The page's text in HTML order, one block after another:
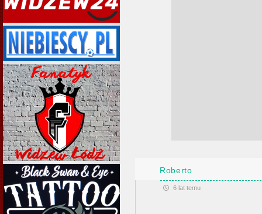
Roberto
6 lat temu